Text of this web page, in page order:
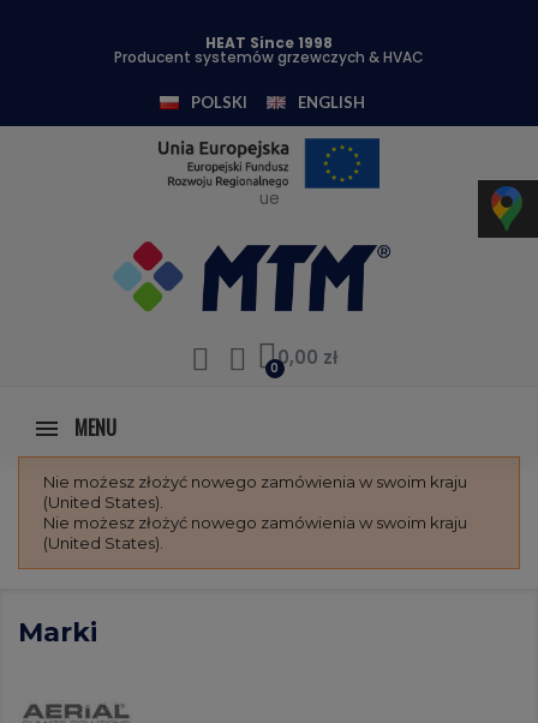
HEAT Since 1998
Producent systemów grzewczych & HVAC
POLSKI ENGLISH
ue
0,00 zł
MENU
Nie możesz złożyć nowego zamówienia w swoim kraju
(United States).
Nie możesz złożyć nowego zamówienia w swoim kraju
(United States).
Marki